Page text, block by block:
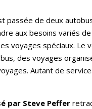
passée de deux
aux besoins variés
voyages spéciaux.
des voyages
Autant de
par Steve Peffer